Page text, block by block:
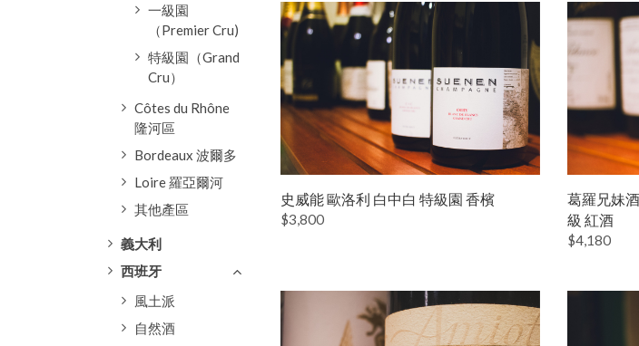
一級園
（Premier Cru)
特級園（Grand
Cru）
Côtes du Rhône
隆河區
Bordeaux 波爾多
Loire 羅亞爾河
其他產區
義大利
西班牙
風土派
自然酒
史威能 歐洛利 白中白 特級園 香檳
$3,800
葛羅兄妹
級 紅酒
$4,180